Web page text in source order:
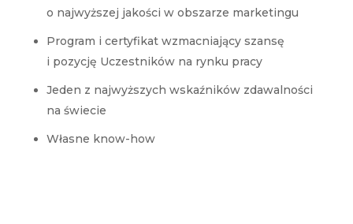
o najwyższej jakości w obszarze marketingu
Program i certyfikat wzmacniający szansę
i pozycję Uczestników na rynku pracy
Jeden z najwyższych wskaźników zdawalności
na świecie
Własne know-how